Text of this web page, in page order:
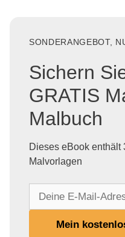
SONDERANGEBOT,
Sichern
GRATIS
Malbuch
Dieses eBook enthält
Malvorlagen
Mein